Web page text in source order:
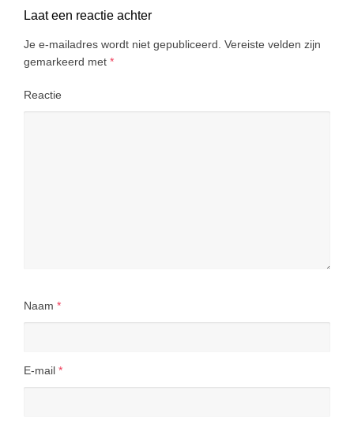
Laat een reactie achter
Je e-mailadres wordt niet gepubliceerd. Vereiste velden zijn
gemarkeerd met *
Reactie
Naam *
E-mail *